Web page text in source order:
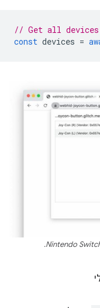
// Get all devices
const devices =